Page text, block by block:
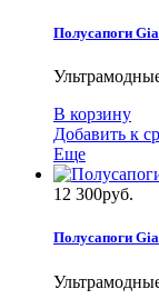
Полусапоги
В корзину
Добавить к
Еще
12 300руб.
Полусапоги